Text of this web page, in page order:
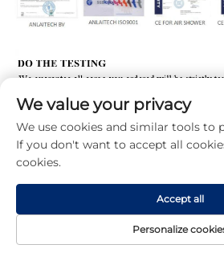
We value your privacy
We use cookies and similar tools to
If you don't want to accept all
cookies.
Personalize
Accept all